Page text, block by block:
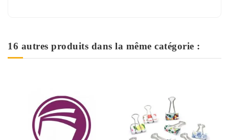
16 autres produits dans la même catégorie :